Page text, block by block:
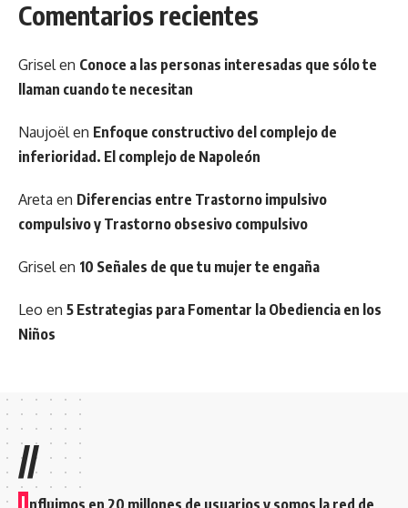
Comentarios recientes
Griselen Conoce a las personas interesadas que sólo te
llaman cuando te necesitan
Naujoëlen Enfoque constructivo del complejo de
inferioridad. El complejo de Napoleón
Areta en Diferencias entre Trastorno impulsivo
compulsivo y Trastorno obsesivo compulsivo
Griselen 10 Señales de que tu mujer te engaña
Leo en 5 Estrategias para Fomentar la Obediencia en los
Niños
//
I nfluimos en 20 millones de usuarios y somos la red de